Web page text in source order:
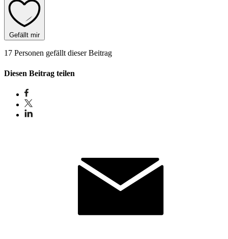
Gefällt mir
17 Personen gefällt dieser Beitrag
Diesen Beitrag teilen